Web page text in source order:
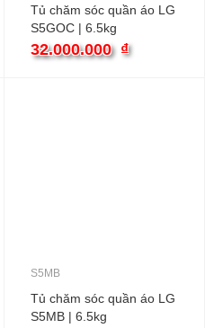
Tủ chăm sóc quần áo LG
S5GOC | 6.5kg
32.000.000 ₫
S5MB
Tủ chăm sóc quần áo LG
S5MB | 6.5kg